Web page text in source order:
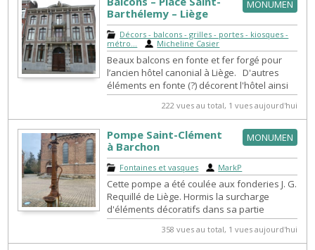
MONUMEN
Barthélemy – Liège
Décors - balcons - grilles - portes - kiosques -
métro...
Micheline Casier
Beaux balcons en fonte et fer forgé pour
l’ancien hôtel canonial à Liège. D'autres
éléments en fonte (?) décorent l'hôtel ainsi
qu'une représentati...
222 vues au total, 1 vues aujourd'hui
MONUMEN
Pompe Saint-Clément
à Barchon
Fontaines et vasques MarkP
Cette pompe a été coulée aux fonderies J. G.
Requillé de Liège. Hormis la surcharge
d'éléments décoratifs dans sa partie
inférieure, la colonne cannelée est tra...
358 vues au total, 1 vues aujourd'hui